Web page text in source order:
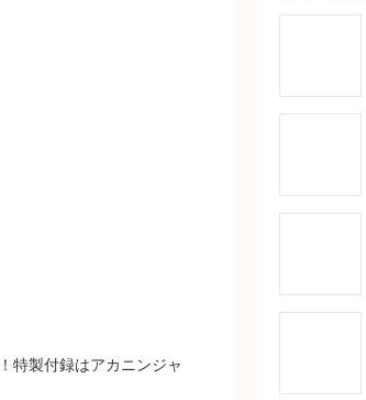
特製付録はアカニンジャ